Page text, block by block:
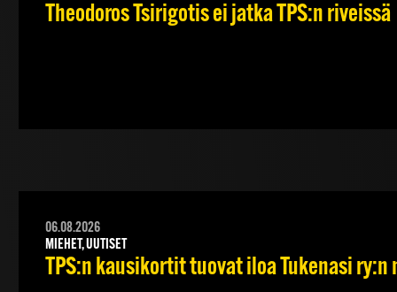
Theodoros Tsirigotis ei jatka TPS:n riveissä
06.08.2026
MIEHET, UUTISET
TPS:n kausikortit tuovat iloa Tukenasi